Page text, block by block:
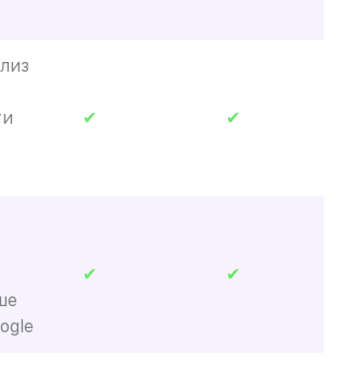
✔ ✔
✔ ✔